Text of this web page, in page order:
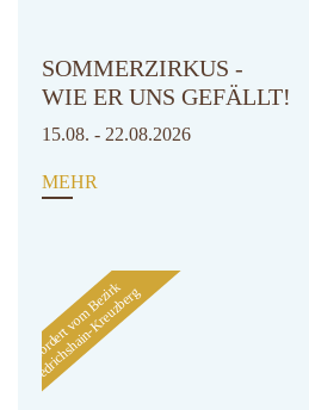
SOMMERZIRKUS -
WIE ER UNS GEFÄLLT!
15.08. - 22.08.2026
MEHR
Gefördert vom Bezirk
Friedrichshain-Kreuzberg